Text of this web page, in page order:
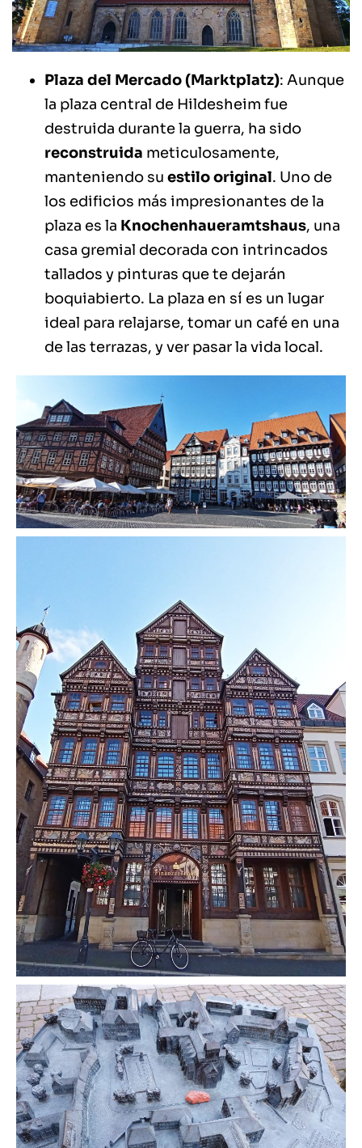
Plaza del Mercado (Marktplatz): Aunque
la plaza central de Hildesheim fue
destruida durante la guerra, ha sido
reconstruida meticulosamente,
manteniendo su estilo original. Uno de
los edificios más impresionantes de la
plaza es la Knochenhaueramtshaus, una
casa gremial decorada con intrincados
tallados y pinturas que te dejarán
boquiabierto. La plaza en sí es un lugar
ideal para relajarse, tomar un café en una
de las terrazas, y ver pasar la vida local.